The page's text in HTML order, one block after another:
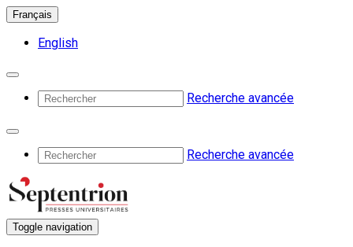
Français
English
Recherche avancée
Recherche avancée
Toggle navigation